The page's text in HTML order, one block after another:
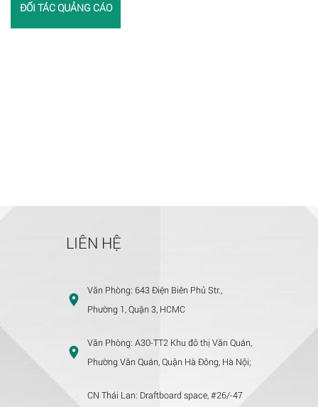
ĐỐI TÁC QUẢNG CÁO
LIÊN HỆ
Văn Phòng: 643 Điện Biên Phủ Str.,
Phường 1, Quận 3, HCMC
Văn Phòng: A30-TT2 Khu đô thị Văn Quán,
Phường Văn Quán, Quận Hà Đông, Hà Nội;
CN Thái Lan: Draftboard space, #26/-47